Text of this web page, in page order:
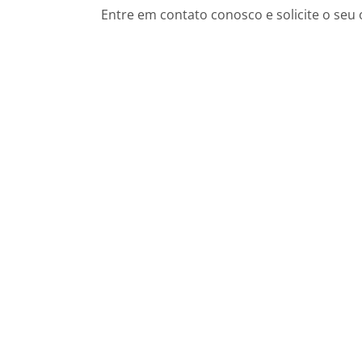
Entre em contato conosco e solicite o seu